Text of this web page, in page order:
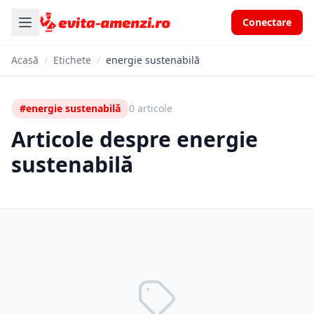
Conectare
Acasă / Etichete / energie sustenabilă
#energie sustenabilă 0 articole
Articole despre energie
sustenabilă